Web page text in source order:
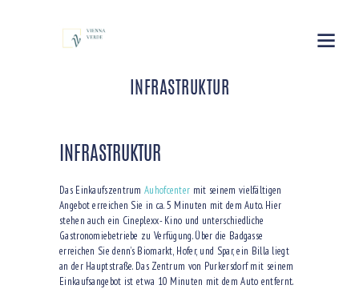
INFRASTRUKTUR
INFRASTRUKTUR
Das EinkaufszentrumAuhofcenter mit seinem vielfältigen
Angebot erreichen Sie in ca. 5 Minuten mit dem Auto. Hier
stehen auch ein Cineplexx- Kino und unterschiedliche
Gastronomiebetriebe zu Verfügung. Über die Badgasse
erreichen Sie denn’s Biomarkt, Hofer, und Spar, ein Billa liegt
an der Hauptstraße. Das Zentrum von Purkersdorf mit seinem
Einkaufsangebot ist etwa 10 Minuten mit dem Auto entfernt.